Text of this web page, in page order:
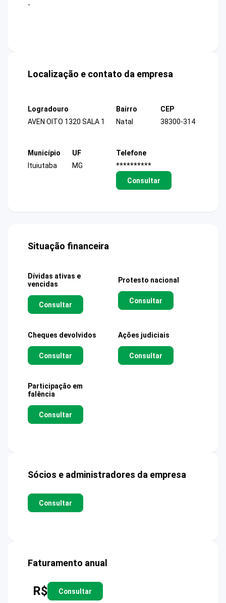
-
Localização e contato da empresa
Logradouro
AVEN OITO 1320 SALA 1
Bairro
Natal
CEP
38300-314
Município
Ituiutaba
UF
MG
Telefone
**********
Consultar
Situação financeira
Dívidas ativas e
vencidas
Consultar
Protesto nacional
Consultar
Cheques devolvidos
Consultar
Ações judiciais
Consultar
Participação em
falência
Consultar
Sócios e administradores da empresa
Consultar
Faturamento anual
R$ Consultar